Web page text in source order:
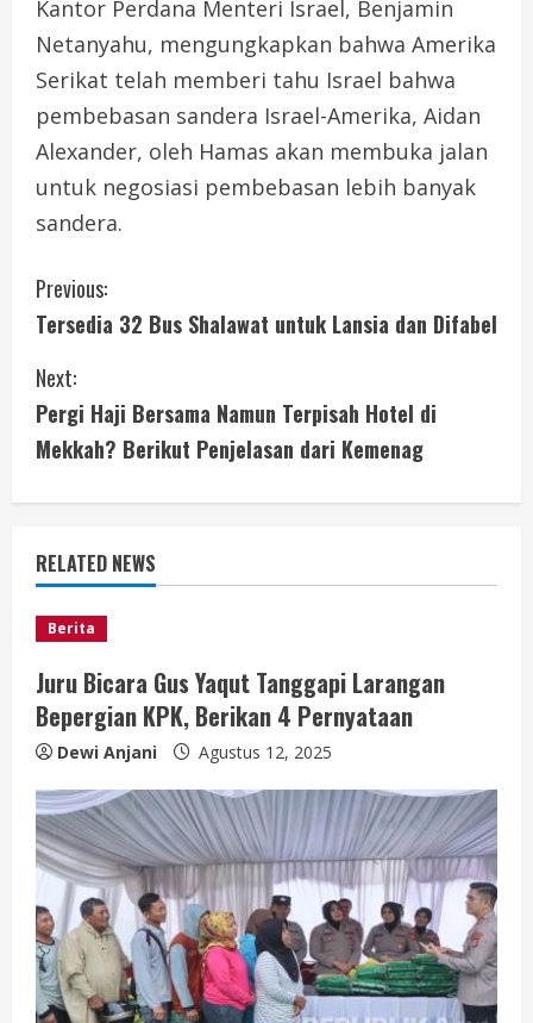
Kantor Perdana Menteri Israel, Benjamin
Netanyahu, mengungkapkan bahwa Amerika
Serikat telah memberi tahu Israel bahwa
pembebasan sandera Israel-Amerika, Aidan
Alexander, oleh Hamas akan membuka jalan
untuk negosiasi pembebasan lebih banyak
sandera.
C
o
n
t
i
n
u
e
R
e
a
d
i
n
g
Previous:
Tersedia 32 Bus Shalawat untuk Lansia dan Difabel
Next:
Pergi Haji Bersama Namun Terpisah Hotel di
Mekkah? Berikut Penjelasan dari Kemenag
RELATED NEWS
Berita
Juru Bicara Gus Yaqut Tanggapi Larangan
Bepergian KPK, Berikan 4 Pernyataan
Dewi Anjani Agustus 12, 2025